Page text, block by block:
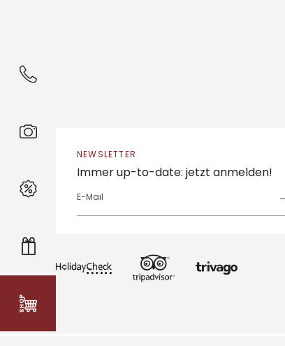
NEWSLETTER
Immer up-to-date: jetzt anmelden!
E-Mail